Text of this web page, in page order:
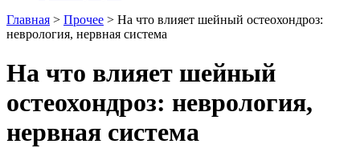
Главная > Прочее > На что влияет шейный остеохондроз:
неврология, нервная система
На что влияет шейный
остеохондроз: неврология,
нервная система